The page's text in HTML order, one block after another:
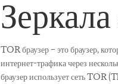
Зеркала
TOR браузер – это браузер,
интернет-трафика через
браузер использует сеть TOR